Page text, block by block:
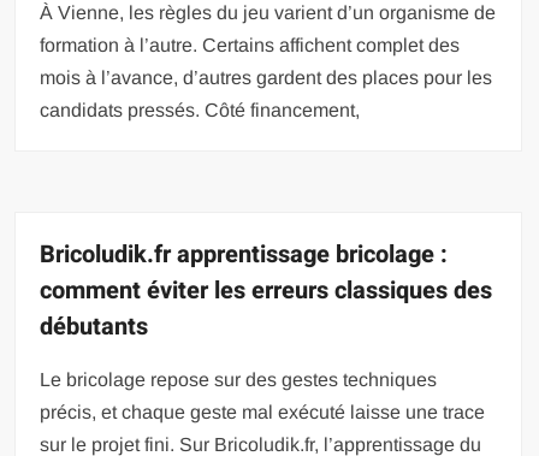
À Vienne, les règles du jeu varient d’un organisme de
formation à l’autre. Certains affichent complet des
mois à l’avance, d’autres gardent des places pour les
candidats pressés. Côté financement,
Bricoludik.fr apprentissage bricolage :
comment éviter les erreurs classiques des
débutants
Le bricolage repose sur des gestes techniques
précis, et chaque geste mal exécuté laisse une trace
sur le projet fini. Sur Bricoludik.fr, l’apprentissage du